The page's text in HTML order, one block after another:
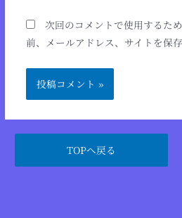
次回のコメントで使用するた
前、メールアドレス、サイトを保存
TOPへ戻る